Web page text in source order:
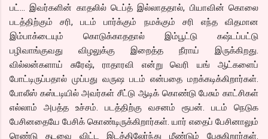
பட்... இவர்களின் காதலில் டெப்த் இல்லாததால், பியாவின் கொலை
படத்திற்கும் சரி, படம் பார்க்கும் நமக்கும் சரி எந்த விதமான
இம்பாக்டையும் கொடுக்காததால் இம்பூட்டு கஷ்டப்பட்டு
பழிவாங்குவது விழலுக்கு இறைத்த நீராய் இருக்கிறது.
வில்லன்களாய் சுரேஷ், ராதாரவி என்று வெரி யங் ஆட்களைப்
போட்டிருப்பதால் முப்பது வருஷ படம் என்பதை மறக்கடிக்கிறார்கள்.
போலீஸ் கஸ்டடியில் அவர்கள் சீட்டு ஆடிக் கொண்டு பேசும் காட்சிகள்
எல்லாம் அபத்த உச்சம். படத்திற்கு வசனம் ரூபன். படம் நெடுக
பேசினதையே பேசிக் கொண்டிருக்கிறார்கள். யார் எதைப் பேசினாலும்
ரெண்டு தடவை விட்ட இடத்திலேர்ந்து மீண்டும் பேசுகிறார்கள்.